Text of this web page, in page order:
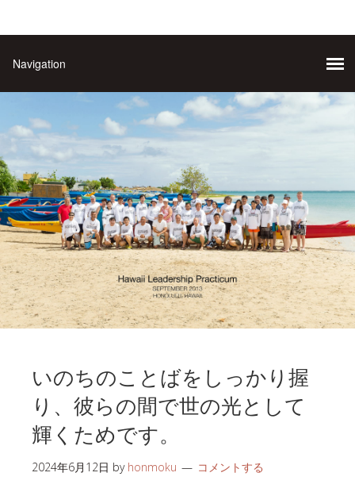
いのちのことばをしっかり握
り、彼らの間で世の光として
輝くためです。
2024年6月12日 by honmoku コメントする